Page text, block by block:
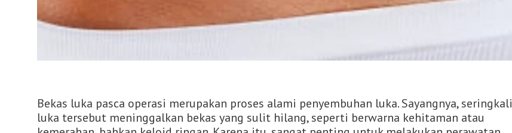
Bekas luka pasca operasi merupakan proses alami penyembuhan luka. Sayangnya, seringkali
luka tersebut meninggalkan bekas yang sulit hilang, seperti berwarna kehitaman atau